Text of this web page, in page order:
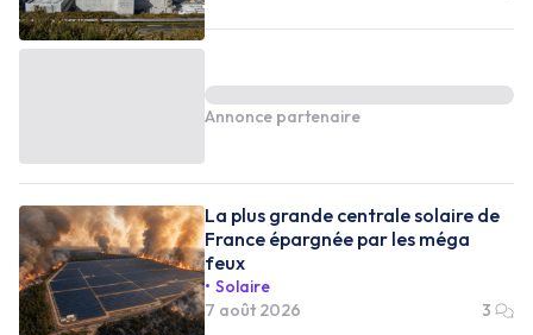
Annonce partenaire
La plus grande centrale solaire de
France épargnée par les méga
feux
Solaire
7 août 2026
3